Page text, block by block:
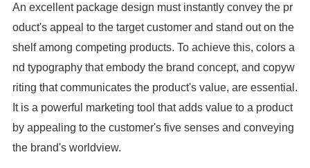
An excellent package design must instantly convey the pr
oduct's appeal to the target customer and stand out on the
shelf among competing products. To achieve this, colors a
nd typography that embody the brand concept, and copyw
riting that communicates the product's value, are essential.
It is a powerful marketing tool that adds value to a product
by appealing to the customer's five senses and conveying
the brand's worldview.